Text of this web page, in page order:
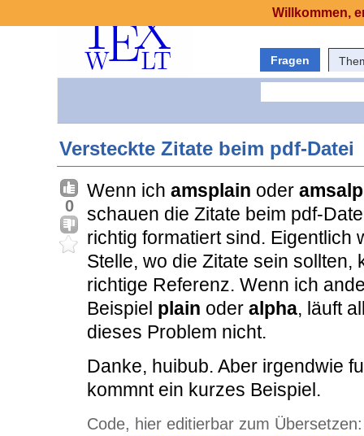
Fragen
Versteckte Zitate beim pdf-Datei
0
Wenn ich amsplain oder
schauen die Zitate beim pdf-
richtig formatiert sind. Eigentlich
Stelle, wo die Zitate sein
richtige Referenz. Wenn ich
Beispiel plain oder alpha, läuft
dieses Problem nicht.
Danke, huibub. Aber irgendwie
kommnt ein kurzes Beispiel.
Code, hier editierbar zum Übersetzen:
Willkommen,